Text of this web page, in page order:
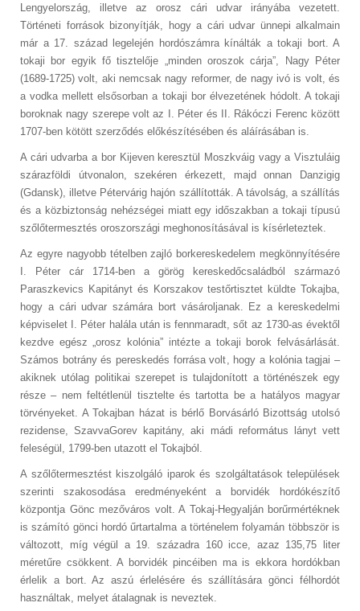
Lengyelország, illetve az orosz cári udvar irányába vezetett.
Történeti források bizonyítják, hogy a cári udvar ünnepi alkalmain
már a 17. század legelején hordószámra kínálták a tokaji bort. A
tokaji bor egyik fő tisztelője „minden oroszok cárja”, Nagy Péter
(1689-1725) volt, aki nemcsak nagy reformer, de nagy ivó is volt, és
a vodka mellett elsősorban a tokaji bor élvezetének hódolt. A tokaji
boroknak nagy szerepe volt az I. Péter és II. Rákóczi Ferenc között
1707-ben kötött szerződés előkészítésében és aláírásában is.
A cári udvarba a bor Kijeven keresztül Moszkváig vagy a Visztuláig
szárazföldi útvonalon, szekéren érkezett, majd onnan Danzigig
(Gdansk), illetve Pétervárig hajón szállították. A távolság, a szállítás
és a közbiztonság nehézségei miatt egy időszakban a tokaji típusú
szőlőtermesztés oroszországi meghonosításával is kísérleteztek.
Az egyre nagyobb tételben zajló borkereskedelem megkönnyítésére
I. Péter cár 1714-ben a görög kereskedőcsaládból származó
Paraszkevics Kapitányt és Korszakov testőrtisztet küldte Tokajba,
hogy a cári udvar számára bort vásároljanak. Ez a kereskedelmi
képviselet I. Péter halála után is fennmaradt, sőt az 1730-as évektől
kezdve egész „orosz kolónia” intézte a tokaji borok felvásárlását.
Számos botrány és pereskedés forrása volt, hogy a kolónia tagjai –
akiknek utólag politikai szerepet is tulajdonított a történészek egy
része – nem feltétlenül tisztelte és tartotta be a hatályos magyar
törvényeket. A Tokajban házat is bérlő Borvásárló Bizottság utolsó
rezidense, SzavvaGorev kapitány, aki mádi református lányt vett
feleségül, 1799-ben utazott el Tokajból.
A szőlőtermesztést kiszolgáló iparok és szolgáltatások települések
szerinti szakosodása eredményeként a borvidék hordókészítő
központja Gönc mezőváros volt. A Tokaj-Hegyalján borűrmértéknek
is számító gönci hordó űrtartalma a történelem folyamán többször is
változott, míg végül a 19. századra 160 icce, azaz 135,75 liter
méretűre csökkent. A borvidék pincéiben ma is ekkora hordókban
érlelik a bort. Az aszú érlelésére és szállítására gönci félhordót
használtak, melyet átalagnak is neveztek.